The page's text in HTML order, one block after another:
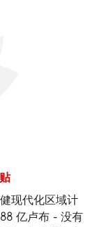
现代化区域计
亿卢布 - 没有